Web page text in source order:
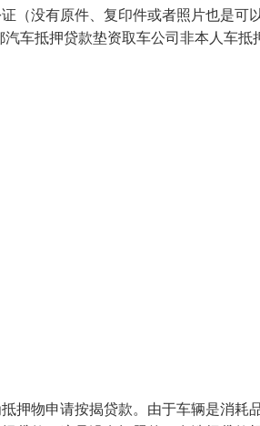
（没有原件、复印件或者照片也是可
车抵押贷款垫资取车公司非本人车抵
押物申请按揭贷款。由于车辆是消耗